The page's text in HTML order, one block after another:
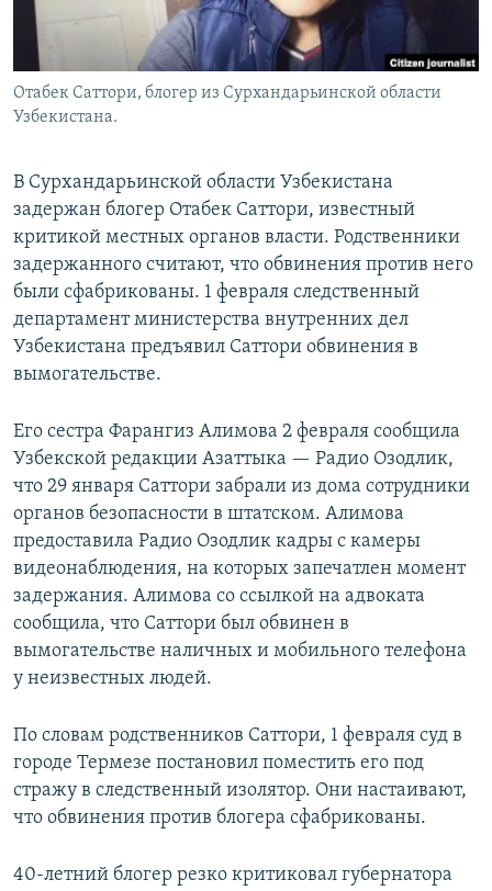
Отабек Саттори, блогер из Сурхандарьинской области
Узбекистана.
В Сурхандарьинской области Узбекистана
задержан блогер Отабек Саттори, известный
критикой местных органов власти. Родственники
задержанного считают, что обвинения против него
были сфабрикованы. 1 февраля следственный
департамент министерства внутренних дел
Узбекистана предъявил Саттори обвинения в
вымогательстве.
Его сестра Фарангиз Алимова 2 февраля сообщила
Узбекской редакции Азаттыка — Радио Озодлик,
что 29 января Саттори забрали из дома сотрудники
органов безопасности в штатском. Алимова
предоставила Радио Озодлик кадры с камеры
видеонаблюдения, на которых запечатлен момент
задержания. Алимова со ссылкой на адвоката
сообщила, что Саттори был обвинен в
вымогательстве наличных и мобильного телефона
у неизвестных людей.
По словам родственников Саттори, 1 февраля суд в
городе Термезе постановил поместить его под
стражу в следственный изолятор. Они настаивают,
что обвинения против блогера сфабрикованы.
40-летний блогер резко критиковал губернатора